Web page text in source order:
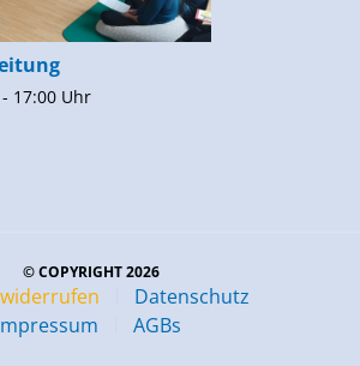
17:00 Uhr
© COPYRIGHT 2026
Datenschutz
AGBs